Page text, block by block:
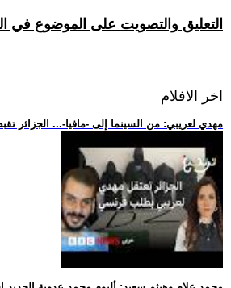
التعليق والتصويت على الموضوع في
اخر الافلام
.. مهدي لعريبي: من السينما إلى -مافيا-... الجزائر